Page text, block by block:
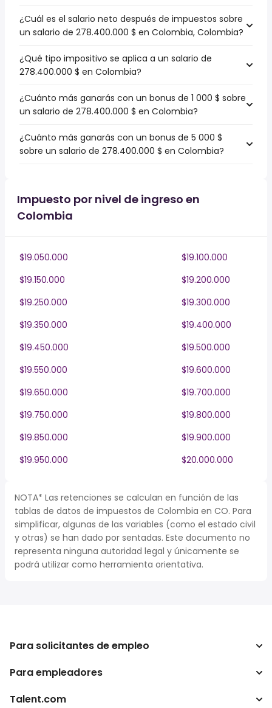
¿Cuál es el salario neto después de impuestos sobre
un salario de 278.400.000 $ en Colombia, Colombia?
¿Qué tipo impositivo se aplica a un salario de
278.400.000 $ en Colombia?
¿Cuánto más ganarás con un bonus de 1 000 $ sobre
un salario de 278.400.000 $ en Colombia?
¿Cuánto más ganarás con un bonus de 5 000 $
sobre un salario de 278.400.000 $ en Colombia?
Impuesto por nivel de ingreso en
Colombia
$19.050.000
$19.100.000
$19.150.000
$19.200.000
$19.250.000
$19.300.000
$19.350.000
$19.400.000
$19.450.000
$19.500.000
$19.550.000
$19.600.000
$19.650.000
$19.700.000
$19.750.000
$19.800.000
$19.850.000
$19.900.000
$19.950.000
$20.000.000
NOTA* Las retenciones se calculan en función de las
tablas de datos de impuestos de Colombia en CO. Para
simplificar, algunas de las variables (como el estado civil
y otras) se han dado por sentadas. Este documento no
representa ninguna autoridad legal y únicamente se
podrá utilizar como herramienta orientativa.
Para solicitantes de empleo
Buscador de trabajo
Para empleadores
Empresa
Talent.com